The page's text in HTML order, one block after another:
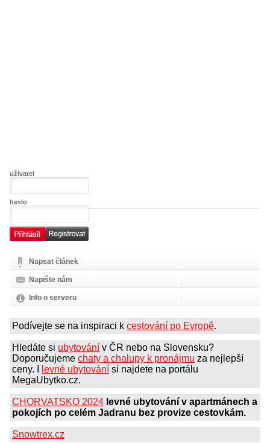
uživatel
heslo
Napsat článek
Napište nám
Info o serveru
Podívejte se na inspiraci k cestování po Evropě.
Hledáte si ubytování v ČR nebo na Slovensku?
Doporučujeme chaty a chalupy k pronájmu za nejlepší
ceny. I
levné ubytování si najdete na portálu
MegaUbytko.cz.
CHORVATSKO 2024 levné ubytování v apartmánech a
pokojích po celém Jadranu bez provize cestovkám.
Snowtrex.cz